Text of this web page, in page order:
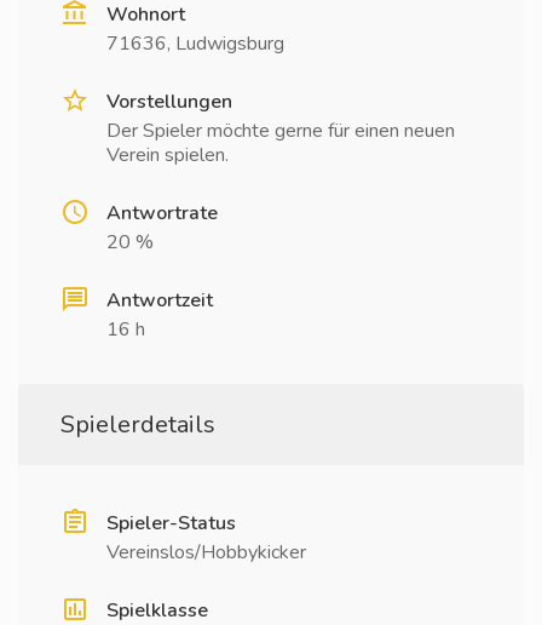
Wohnort
71636, Ludwigsburg
Vorstellungen
Der Spieler möchte gerne für einen neuen
Verein spielen.
Antwortrate
20 %
Antwortzeit
16 h
Spielerdetails
Spieler-Status
Vereinslos/Hobbykicker
Spielklasse